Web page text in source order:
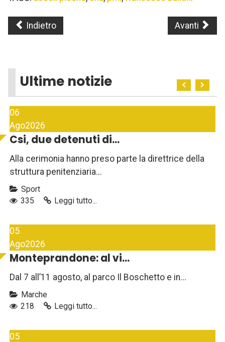
Indietro Avanti
Ultime notizie
06
Ago2026
Csi, due detenuti di...
Alla cerimonia hanno preso parte la direttrice della
struttura penitenziaria...
Sport
335
Leggi tutto...
05
Ago2026
Monteprandone: al vi...
Dal 7 all’11 agosto, al parco Il Boschetto e in...
Marche
218
Leggi tutto...
05